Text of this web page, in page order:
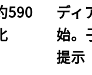
590
ディ
始。
提示